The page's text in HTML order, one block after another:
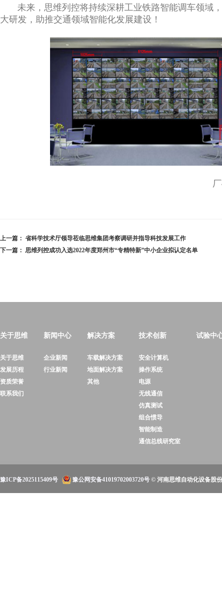
未来，思维列控将持续深耕工业铁路智能调车领域
大研发，助推交通领域智能化发展建设！
上一篇： 省科学技术厅领导莅临思维集团考察调研并指导科技发展工作
下一篇： 思维列控成功入选2022年度郑州市“专精特新”中小企业拟认定名单
关于思维
关于思维
发展历程
资质荣誉
联系我们
新闻中心
企业新闻
行业新闻
解决方案
车载解决方案
地面解决方案
其他
技术创新
安全计算机
操作系统
电源
无线通信
仿真测试
组合惯导
智能制造
通信总线研究室
试验中
豫ICP备2025115409号 豫公网安备41019702003720号 © 河南思维自动化设备股